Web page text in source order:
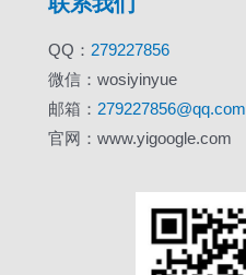
QQ： 279227856
微信：wosiyinyue
邮箱： 279227856@qq.com
官网：www.yigoogle.com